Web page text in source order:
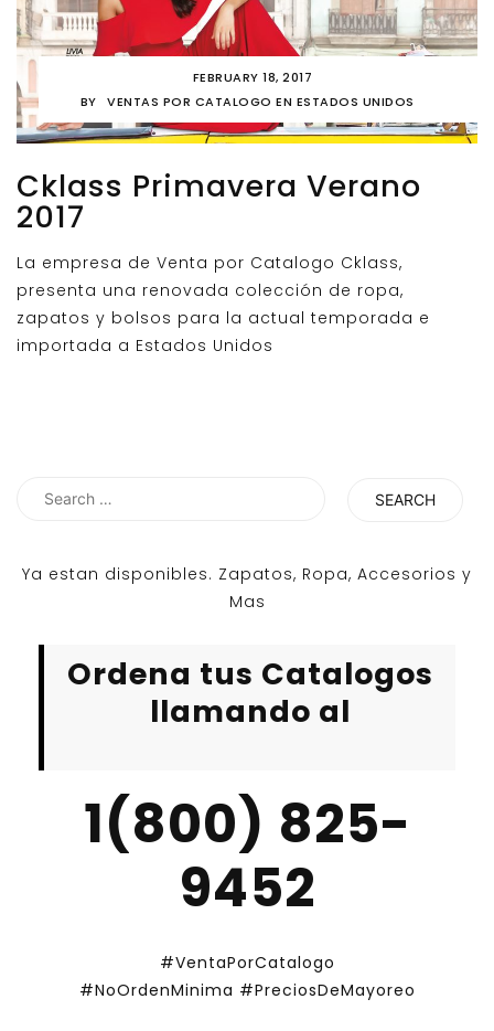
FEBRUARY 18, 2017
BY
VENTAS POR CATALOGO EN ESTADOS UNIDOS
Cklass Primavera Verano
2017
La empresa de Venta por Catalogo Cklass,
presenta una renovada colección de ropa,
zapatos y bolsos para la actual temporada e
importada a Estados Unidos
Search
Ya estan disponibles. Zapatos, Ropa, Accesorios y
Mas
Ordena tus Catalogos
llamando al
1(800) 825-
9452
#VentaPorCatalogo
#NoOrdenMinima #PreciosDeMayoreo